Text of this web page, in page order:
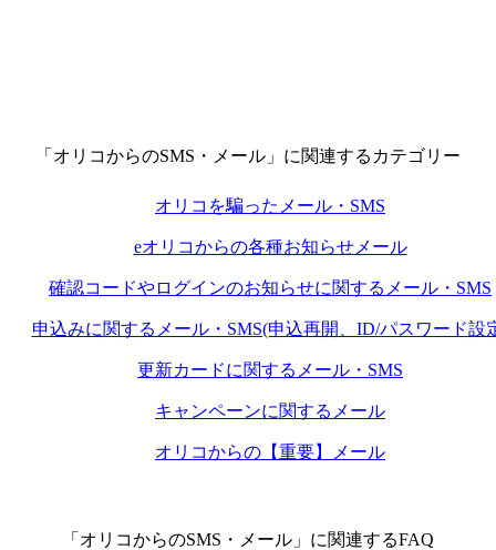
「オリコからのSMS・メール」に関連するカテゴリー
オリコを騙ったメール・SMS
eオリコからの各種お知らせメール
確認コードやログインのお知らせに関するメール・SMS
申込みに関するメール・SMS(申込再開、ID/パスワード設
更新カードに関するメール・SMS
キャンペーンに関するメール
オリコからの【重要】メール
「オリコからのSMS・メール」に関連するFAQ